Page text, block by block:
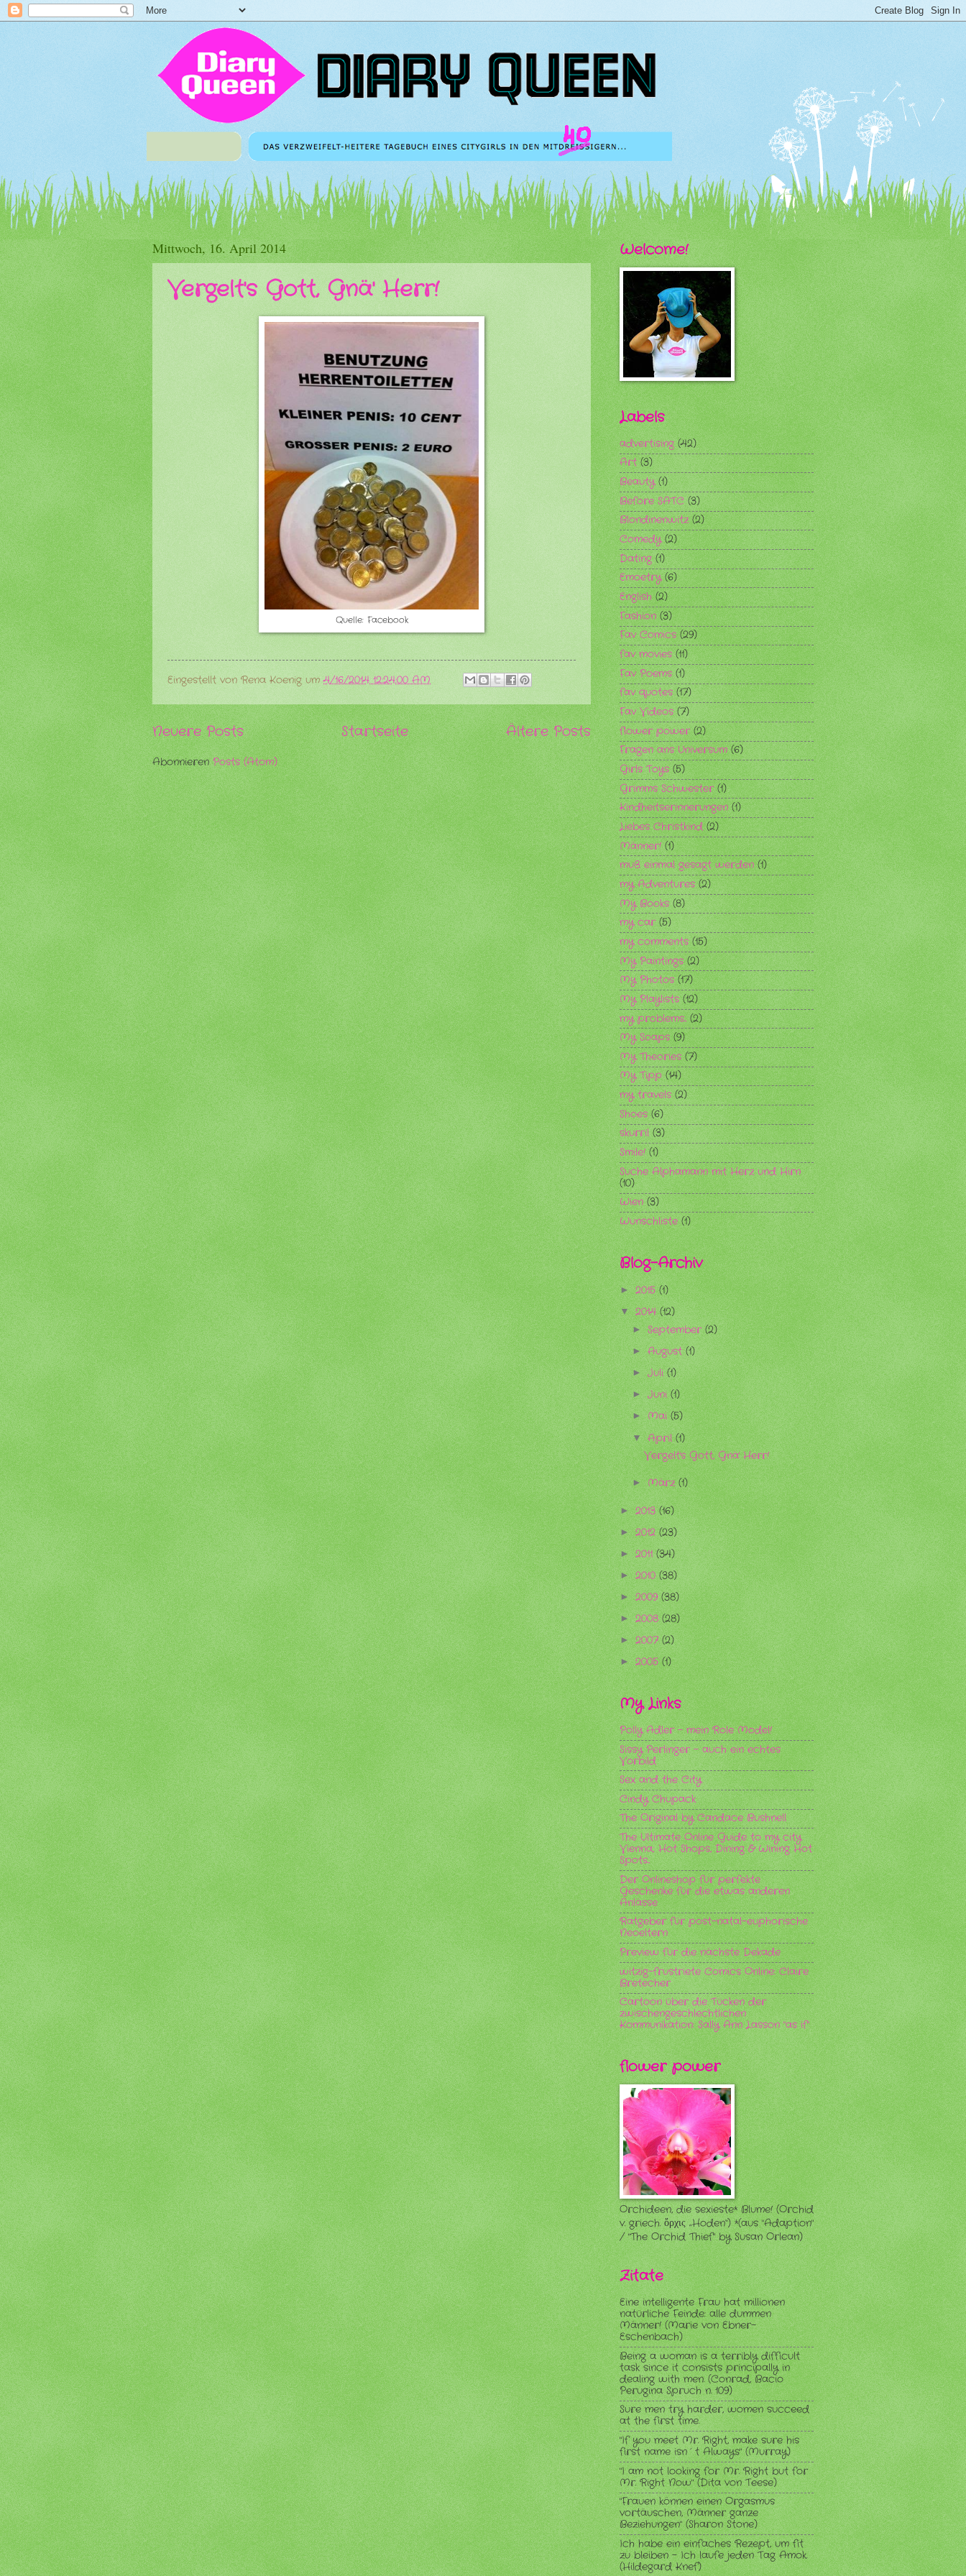
Mittwoch, 16. April 2014
Vergelt's Gott, Gnä' Herr!
Quelle: Facebook
Eingestellt von Rena Koenig um4/16/2014 12:24:00 AM
Neuere Posts Ältere Posts
Startseite
AbonnierenPosts (Atom)
Welcome!
Labels
advertising (42)
Art (3)
Beauty (1)
Before SATC (3)
Blondinenwitz (2)
Comedy (2)
Dating (1)
Emoetry (6)
English (2)
Fashion (3)
Fav Comics (29)
fav movies (11)
Fav Poems (1)
fav quotes (17)
Fav Videos (7)
flower power (2)
Fragen ans Universum (6)
Girls Toys (5)
Grimms Schwester (1)
Kindheitserinnerungen (1)
Liebes Christkind (2)
Männer! (1)
muß einmal gesagt werden (1)
my Adventures (2)
My Books (8)
my car (5)
my comments (15)
My Paintings (2)
My Photos (17)
My Playlists (12)
my problems... (2)
My Soaps (9)
My Theories (7)
My Tipp (14)
my travels (2)
Shoes (6)
skurril (3)
Smile! (1)
Suche Alphamann mit Herz und Hirn
(10)
Wien (3)
Wunschliste (1)
Blog-Archiv
►2015(1)
▼2014(12)
►September(2)
►August(1)
►Juli(1)
►Juni(1)
►Mai(5)
▼April(1)
Vergelt's Gott, Gnä' Herr!
►März(1)
►2013(16)
►2012(23)
►2011(34)
►2010(38)
►2009(38)
►2008(28)
►2007(2)
►2005 (1)
My Links
Polly Adler - mein Role Model!
Sissy Perlinger - auch ein echtes
Vorbild
Sex and the City
Cindy Chupack
The Original by Candace Bushnell
The Ultimate Online Guide to my city
Vienna; Hot Shops, Dining & Wining Hot
Spots...
Der Onlineshop für perfekte
Geschenke für die etwas anderen
Anlässe
Ratgeber für post-natal-euphorische
Neoeltern
Preview für die nächste Dekade
witzig-frustriete Comics Online: Claire
Bretecher
Cartoon über die Tücken der
zwischengeschlechtlichen
Kommunikation: Sally Ann Lasson "as if"
flower power
Orchideen, die sexieste* Blume! (Orchid
v. griech. ὄρχις „Hoden“) *(aus "Adaption"
/ "The Orchid Thief" by Susan Orlean)
Zitate
Eine intelligente Frau hat millionen
natürliche Feinde: alle dummen
Männer! (Marie von Ebner-
Eschenbach)
Being a woman is a terribly difficult
task since it consists principally in
dealing with men. (Conrad, Bacio
Perugina Spruch n. 109)
Sure men try harder, women succeed
at the first time.
"If you meet Mr. Right, make sure his
first name isn´t Always" (Murray)
"I am not looking for Mr. Right but for
Mr. Right Now" (Dita von Teese)
"Frauen können einen Orgasmus
vortäuschen, Männer ganze
Beziehungen" (Sharon Stone)
Ich habe ein einfaches Rezept, um fit
zu bleiben - Ich laufe jeden Tag Amok.
(Hildegard Knef)